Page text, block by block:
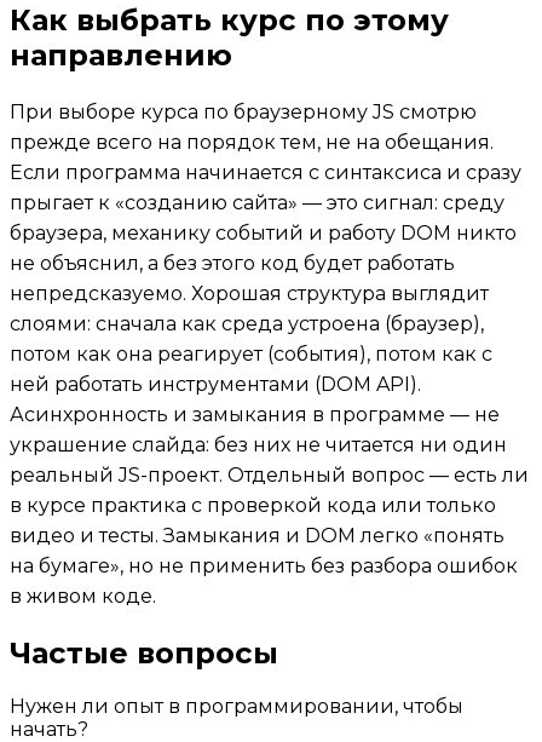
Как выбрать курс по этому
направлению
При выборе курса по браузерному JS смотрю
прежде всего на порядок тем, не на обещания.
Если программа начинается с синтаксиса и сразу
прыгает к «созданию сайта» — это сигнал: среду
браузера, механику событий и работу DOM никто
не объяснил, а без этого код будет работать
непредсказуемо. Хорошая структура выглядит
слоями: сначала как среда устроена (браузер),
потом как она реагирует (события), потом как с
ней работать инструментами (DOM API).
Асинхронность и замыкания в программе — не
украшение слайда: без них не читается ни один
реальный JS-проект. Отдельный вопрос — есть ли
в курсе практика с проверкой кода или только
видео и тесты. Замыкания и DOM легко «понять
на бумаге», но не применить без разбора ошибок
в живом коде.
Частые вопросы
Нужен ли опыт в программировании, чтобы
начать?